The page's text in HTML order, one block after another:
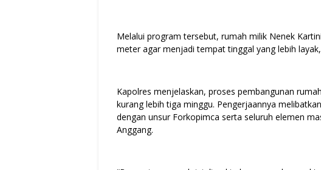
Melalui program tersebut, rumah milik Nenek
meter agar menjadi tempat tinggal yang lebih
Kapolres menjelaskan, proses pembangunan
kurang lebih tiga minggu. Pengerjaannya
dengan unsur Forkopimca serta seluruh elemen
Anggang.